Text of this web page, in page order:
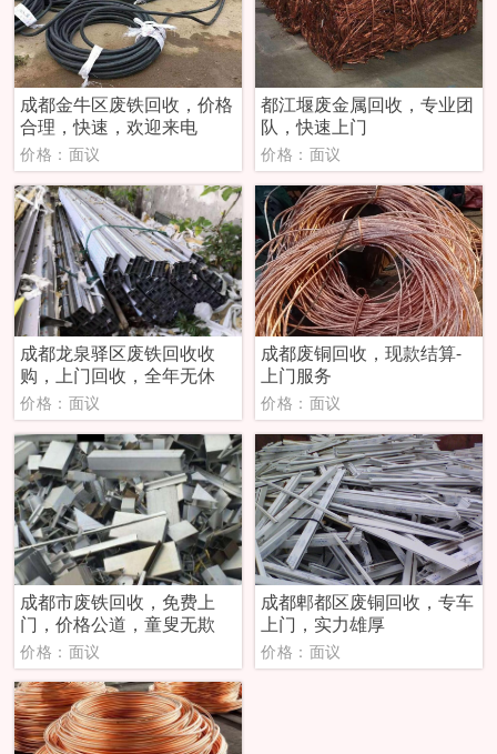
成都金牛区废铁回收，价格
合理，快速，欢迎来电
价格：面议
都江堰废金属回收，专业团
队，快速上门
价格：面议
成都龙泉驿区废铁回收收
购，上门回收，全年无休
价格：面议
成都废铜回收，现款结算-
上门服务
价格：面议
成都市废铁回收，免费上
门，价格公道，童叟无欺
价格：面议
成都郫都区废铜回收，专车
上门，实力雄厚
价格：面议